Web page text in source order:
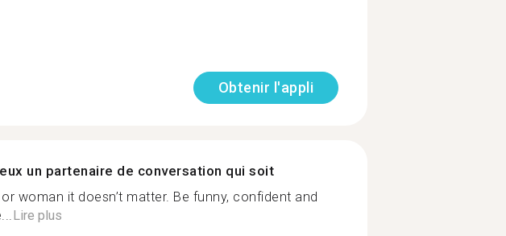
Obtenir l'appli
un partenaire de conversation qui soit
woman it doesn’t matter. Be funny, confident and
Lire plus